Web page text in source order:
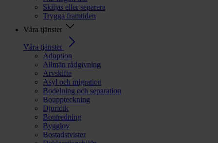
Skiljas eller separera
Trygga framtiden
Våra tjänster
Våra tjänster
Adoption
Allmän rådgivning
Arvskifte
Asyl och migration
Bodelning och separation
Bouppteckning
Djuridik
Boutredning
Bygglov
Bostadstvister